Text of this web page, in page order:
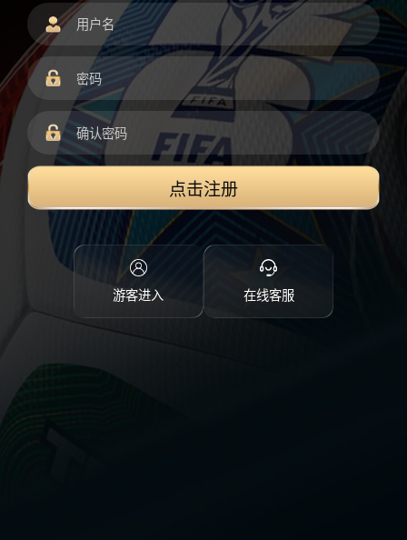
点击注册
游客进入 在线客服